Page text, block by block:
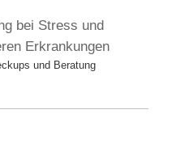
bei Stress und
Erkrankungen
und Beratung